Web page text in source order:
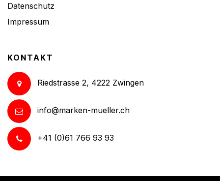
Datenschutz
Impressum
KONTAKT
Riedstrasse 2, 4222 Zwingen
info@marken-mueller.ch
+41 (0)61 766 93 93